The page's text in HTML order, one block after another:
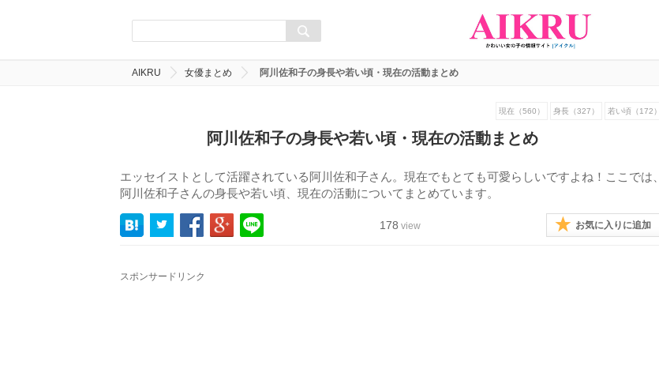
AIKRU 女優まとめ 阿川佐和子の身長や若い頃・現在の活動まとめ
現在（560） 身長（327） 若い頃（172）
阿川佐和子の身長や若い頃・現在の活動まとめ
エッセイストとして活躍されている阿川佐和子さん。現在でもとても可愛らしいですよね！ここでは、
阿川佐和子さんの身長や若い頃、現在の活動についてまとめています。
178 view お気に入りに追加
スポンサードリンク